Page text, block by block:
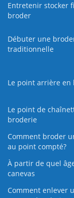
Entretenir stocker
broder
Débuter une
traditionnelle
Le point arrière en
Le point de
broderie
Comment broder
au point compté?
À partir de quel
canevas
Comment enlever